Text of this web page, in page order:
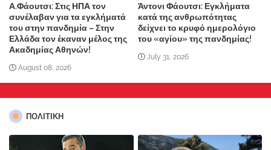
Α.Φάουτσι: Στις ΗΠΑ τον
συνέλαβαν για τα εγκλήματά
του στην πανδημία – Στην
Ελλάδα τον έκαναν μέλος της
Ακαδημίας Αθηνών!
August 08, 2026
Άντονι Φάουτσι: Εγκλήματα
κατά της ανθρωπότητας
δείχνει το κρυφό ημερολόγιο
του «αγίου» της πανδημίας!
July 31, 2026
ΠΟΛΙΤΙΚΗ